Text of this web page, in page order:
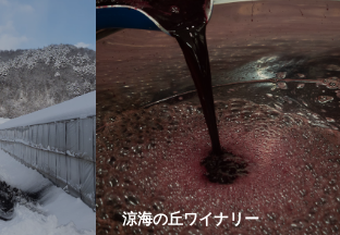
涼海の丘ワイナリー